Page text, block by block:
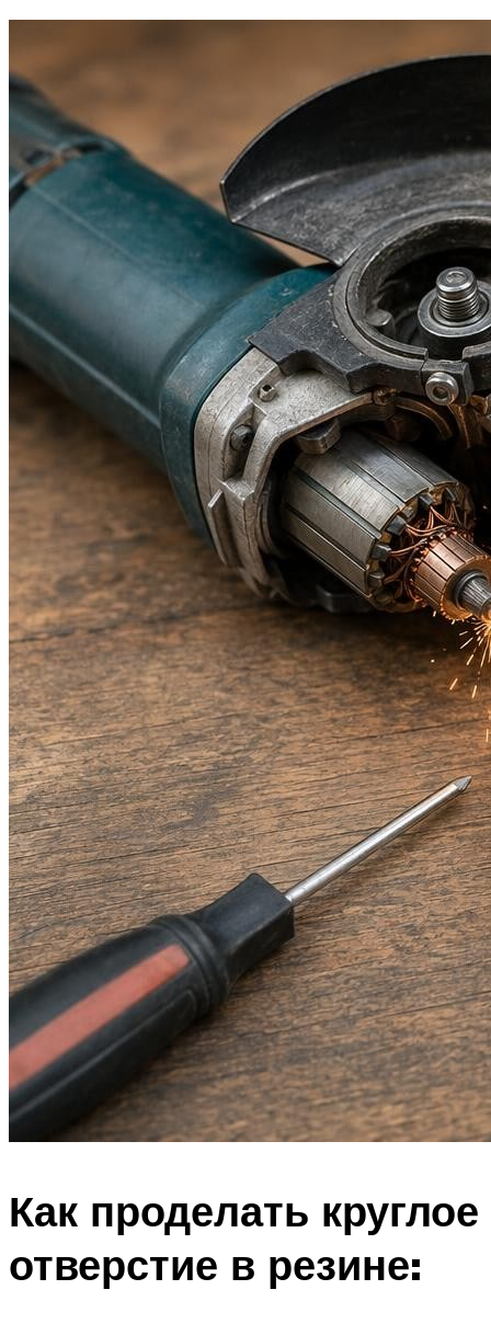
Как проделать круглое
отверстие в резине: